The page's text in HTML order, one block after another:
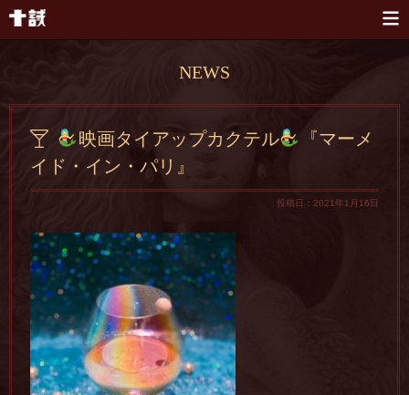
NEWS
映画タイアップカクテル
『マーメ
イド・イン・パリ』
投稿日：2021年1月16日